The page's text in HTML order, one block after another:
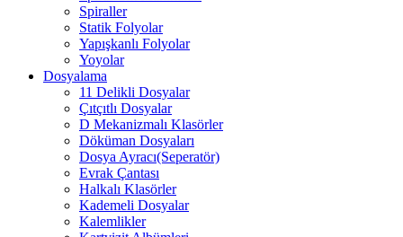
Spiraller
Statik Folyolar
Yapışkanlı Folyolar
Yoyolar
Dosyalama
11 Delikli Dosyalar
Çıtçıtlı Dosyalar
D Mekanizmalı Klasörler
Döküman Dosyaları
Dosya Ayracı(Seperatör)
Evrak Çantası
Halkalı Klasörler
Kademeli Dosyalar
Kalemlikler